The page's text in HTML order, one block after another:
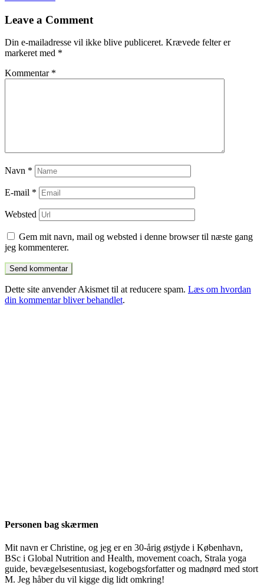
til
Leave a Comment
Din e-mailadresse vil ikke blive publiceret. Krævede felter er
markeret med *
Kommentar *
Navn *
E-mail *
Websted
Gem mit navn, mail og websted i denne browser til næste gang
jeg kommenterer.
Dette site anvender Akismet til at reducere spam. Læs om hvordan
din kommentar bliver behandlet.
Personen bag skærmen
Mit navn er Christine, og jeg er en 30-årig østjyde i København,
BSc i Global Nutrition and Health, movement coach, Strala yoga
guide, bevægelsesentusiast, kogebogsforfatter og madnørd med stort
M. Jeg håber du vil kigge dig lidt omkring!